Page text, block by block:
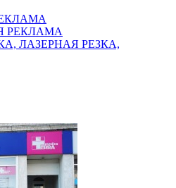
РЕКЛАМА
ЛАЗЕРНАЯ РЕЗКА,